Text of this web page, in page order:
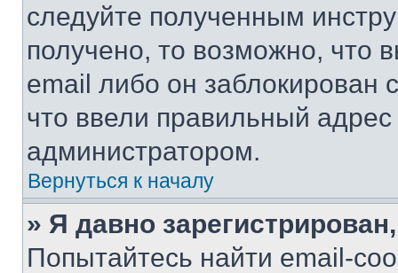
следуйте полученным
получено, то возможно, что
email либо он
что ввели правильный адрес
администратором.
Вернуться к началу
» Я давно
Попытайтесь найти email-